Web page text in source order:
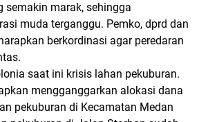
semakin marak, sehingga
muda terganggu. Pemko, dprd dan
berkordinasi agar peredaran
saat ini krisis lahan pekuburan.
mengganggarkan alokasi dana
pekuburan di Kecamatan Medan